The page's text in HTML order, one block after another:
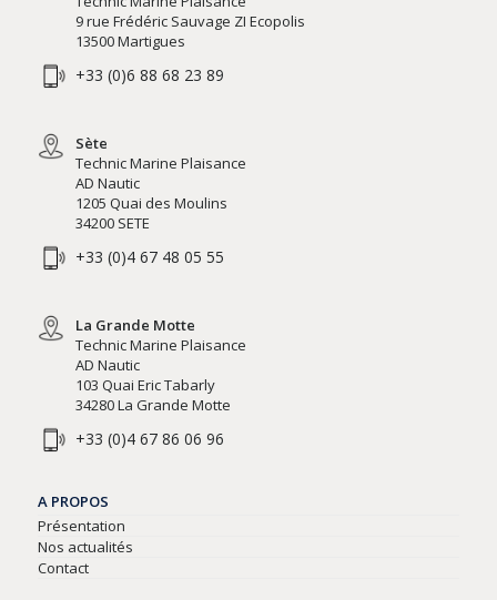
9 rue Frédéric Sauvage ZI Ecopolis
13500 Martigues
+33 (0)6 88 68 23 89
Sète
Technic Marine Plaisance
AD Nautic
1205 Quai des Moulins
34200 SETE
+33 (0)4 67 48 05 55
La Grande Motte
Technic Marine Plaisance
AD Nautic
103 Quai Eric Tabarly
34280 La Grande Motte
+33 (0)4 67 86 06 96
A PROPOS
Présentation
Nos actualités
Contact